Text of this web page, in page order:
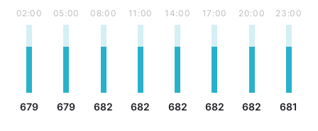
02:00
679
05:00
679
08:00
682
11:00
682
14:00
682
17:00
682
20:00
682
23:00
681